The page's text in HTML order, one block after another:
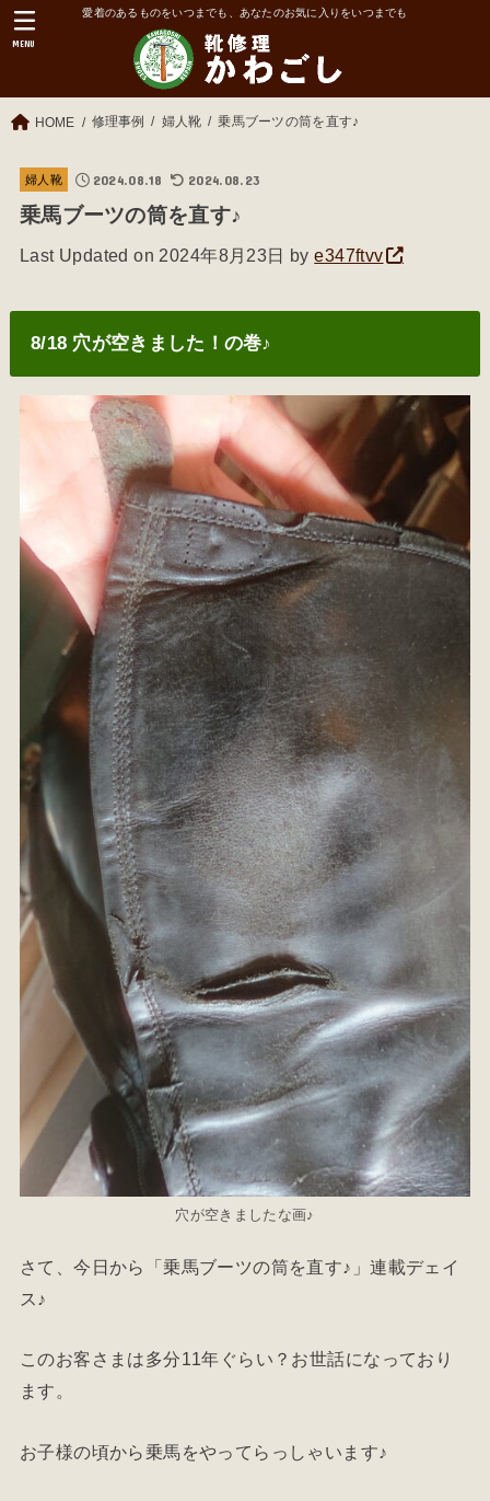
愛着のあるものをいつまでも、あなたのお気に入りをいつまでも
MENU
HOME 修理事例 婦人靴 乗馬ブーツの筒を直す♪
婦人靴 2024.08.18 2024.08.23
乗馬ブーツの筒を直す♪
Last Updated on 2024年8月23日 bye347ftvv
8/18 穴が空きました！の巻♪
穴が空きましたな画♪
さて、今日から「乗馬ブーツの筒を直す♪」連載デェイ
ス♪
このお客さまは多分11年ぐらい？お世話になっており
ます。
お子様の頃から乗馬をやってらっしゃいます♪